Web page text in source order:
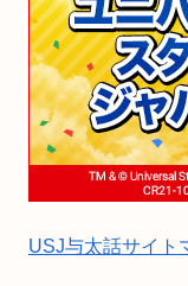
USJ与太話サイト